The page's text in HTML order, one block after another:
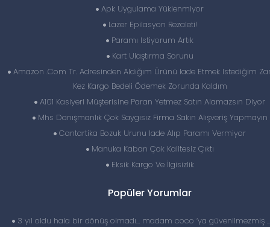
Apk Uygulama Yüklenmiyor
Lazer Epilasyon Rezaleti!
Paramı Istiyorum Artık
Kart Ulaştırma Sorunu
Amazon .Com Tr. Adresinden Aldığım Ürünü Iade Etmek Istediğim
Kez Kargo Bedeli Ödemek Zorunda Kaldım
A101 Kasiyeri Müşterisine Paran Yetmez Satın Alamazsın Diyor
Mhs Danışmanlık Çok Saygısız Firma Sakın Alışveriş Yapmayın
Cantartika Bozuk Urunu Iade Alıp Paramı Vermiyor
Manuka Kaban Çok Kalitesiz Çıktı
Eksik Kargo Ve İlgisizlik
Popüler Yorumlar
3 yıl oldu hala bir dönüş olmadı… madam coco ‘ya güvenilmezmiş